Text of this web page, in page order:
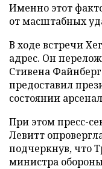
Именно этот
от масштабных
В ходе встречи
адрес. Он
Стивена
предоставил
состоянии
При этом пресс-
Левитт
подчеркнув, что
министра